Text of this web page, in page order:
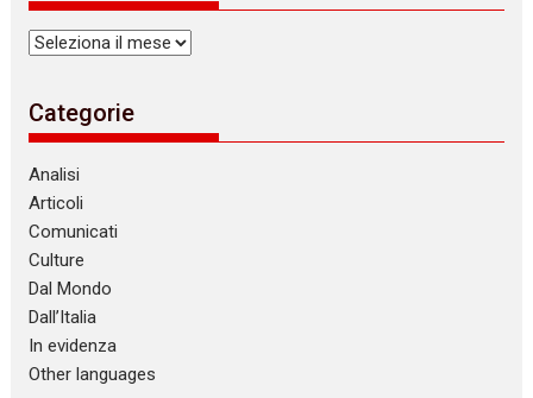
Archivi
Categorie
Analisi
Articoli
Comunicati
Culture
Dal Mondo
Dall’Italia
In evidenza
Other languages